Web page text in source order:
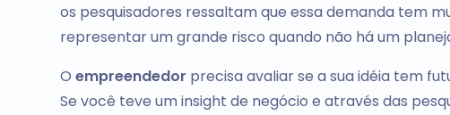
os pesquisadores ressaltam que essa demanda tem
representar um grande risco quando não há um
O empreendedor precisa avaliar se a sua idéia tem
Se você teve um insight de negócio e através das